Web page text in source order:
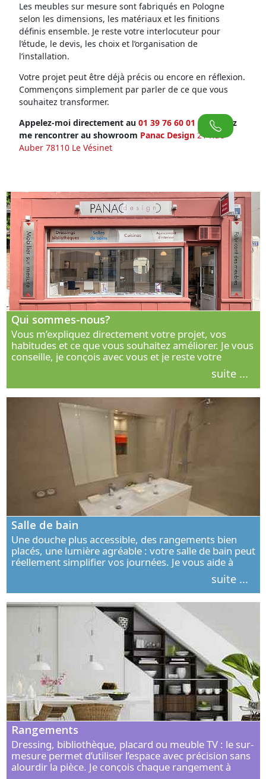
Les meubles sur mesure sont fabriqués en Pologne
selon les dimensions, les matériaux et les finitions
définis ensemble. Je reste votre interlocuteur pour
l’étude, le devis, les choix et l’organisation de
l’installation.
Votre projet peut être déjà précis ou encore en réflexion.
Commençons simplement par parler de ce que vous
souhaitez transformer.
Appelez-moi directement au 01 39 76 60 01 ou venez
me rencontrer au showroom Panac Design 21 Rue
Auber 78110 Le Vésinet
Qui sommes-nous?
Vous m’expliquez directement votre projet, vos
habitudes et ce que vous souhaitez améliorer. Je vous
conseille, je conçois avec vous et je reste votre
interlocuteur principal. Découvrez ma façon de vous
suite ...
Salle de bain
Une douche plus accessible, des rangements bien
placés, une lumière agréable : votre salle de bain peut
réellement simplifier vos journées. Je vous aide à
concevoir un espace élégant, confortable et adapté à
suite ...
Rangements
Dressing, bibliothèque, placard ou meuble TV : le sur-
mesure permet d’utiliser l’espace avec précision sans
alourdir la pièce. Je conçois chaque rangement à